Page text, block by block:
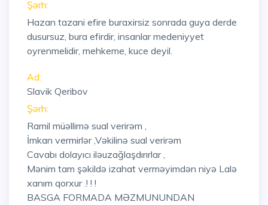
Şərh:
Hazan tazani efire buraxirsiz sonrada guya derde
dusursuz, bura efirdir, insanlar medeniyyet
oyrenmelidir, mehkeme, kuce deyil.
Ad:
Slavik Qeribov
Şərh:
Ramil müəllimə sual verirəm ,
İmkan vermirlər ,Vəkilinə sual verirəm
Cavabı dolayıcı iləuzağlaşdırırlar ,
Mənim tam şəkildə izahat verməyimdən niyə Lalə
xanım qorxur .! ! !
BASGA FORMADA MƏZMUNUNDAN